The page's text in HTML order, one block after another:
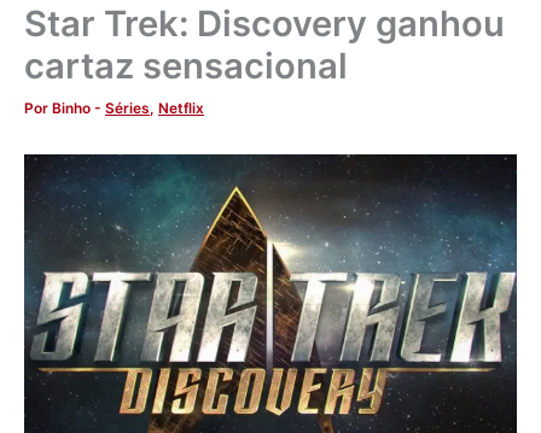
Star Trek: Discovery ganhou
cartaz sensacional
Por Binho - Séries, Netflix